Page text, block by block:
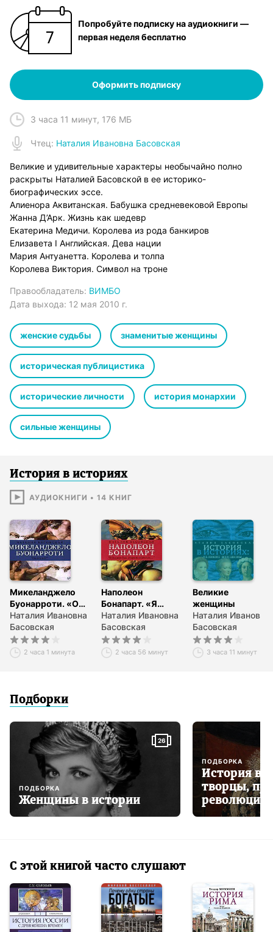
Попробуйте подписку на аудиокниги —
первая неделя бесплатно
Оформить подписку
3 часа 11 минут, 176 МБ
Чтец: Наталия Ивановна Басовская
Великие и удивительные характеры необычайно полно
раскрыты Наталией Басовской в ее историко-
биографических эссе.
Алиенора Аквитанская. Бабушка средневековой Европы
Жанна Д’Арк. Жизнь как шедевр
Екатерина Медичи. Королева из рода банкиров
Елизавета I Английская. Дева нации
Мария Антуанетта. Королева и толпа
Королева Виктория. Символ на троне
Правообладатель: ВИМБО
Дата выхода: 12 мая 2010 г.
женские судьбы знаменитые женщины
историческая публицистика
исторические личности история монархии
сильные женщины
История в историях
АУДИОКНИГИ • 14 КНИГ
Микеланджело
Буонарроти. «Он
мог всё!»
Наталия Ивановна
Басовская
2 часа 1 минута
Наполеон
Бонапарт. «Я
должен был
умереть в
Москве…»
Наталия Ивановна
Басовская
2 часа 56 минут
Великие
женщины
Наталия Ивановна
Басовская
3 часа 11 минут
Подборки
26
ПОДБОРКА
Женщины в истории
ПОДБОРКА
История в
творцы,
С этой книгой часто слушают